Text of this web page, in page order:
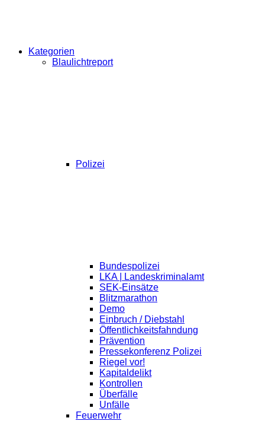
Kategorien
Blaulichtreport
Polizei
Bundespolizei
LKA | Landeskriminalamt
SEK-Einsätze
Blitzmarathon
Demo
Einbruch / Diebstahl
Öffentlichkeitsfahndung
Prävention
Pressekonferenz Polizei
Riegel vor!
Kapitaldelikt
Kontrollen
Überfälle
Unfälle
Feuerwehr